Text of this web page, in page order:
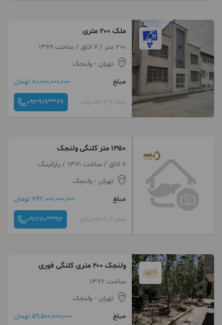
ملک 200 متری
200 متر / 7 اتاق / ساخت 1369
تهران - ولنجک
مبلغ
80,000,000,000 تومان
بیش از 12 ماه پیش 093919***46
۱۳۵۰ متر کلنگی ولنجک
7 اتاق / ساخت 1371 / پارکینگ
تهران - ولنجک
مبلغ
742,000,000,000 تومان
بیش از 12 ماه پیش 091280***92
ولنجک ۲۰۰ متری کلنگی فوری
ساخت 1372
تهران - ولنجک
مبلغ
59,500,000,000 تومان